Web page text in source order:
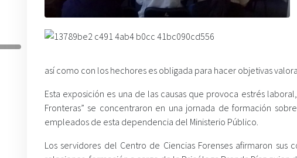
así como con los hechores es obligada para hacer objetivas
Esta exposición es una de las causas que provoca estrés
Fronteras” se concentraron en una jornada de formación
empleados de esta dependencia del Ministerio Público.
Los servidores del Centro de Ciencias Forenses afirmaron